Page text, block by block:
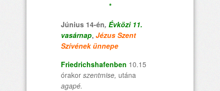
*
Június 14-én, Évközi 11.
vasárnap, Jézus Szent
Szívének ünnepe
Friedrichshafenben 10.15
órakor szentmise, utána
agapé.